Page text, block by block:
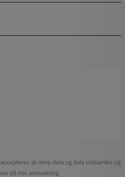
accepterer, at mine data og data indsamles og
på min anmodning.